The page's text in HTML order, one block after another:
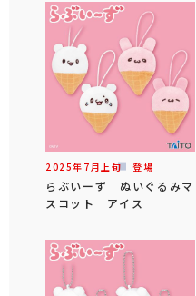
2025年 7 月 上旬登場
らぶいーず ぬいぐるみマ
スコット アイス